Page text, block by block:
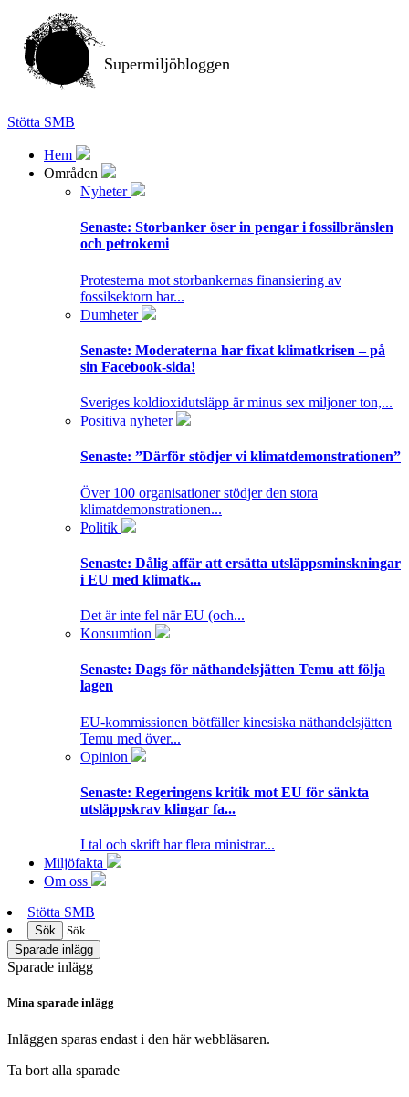
Supermiljöbloggen
Stötta SMB
Hem
Områden
Nyheter
Senaste: Storbanker öser in pengar i fossilbränslen
och petrokemi
Protesterna mot storbankernas finansiering av
fossilsektorn har...
Dumheter
Senaste: Moderaterna har fixat klimatkrisen – på
sin Facebook-sida!
Sveriges koldioxidutsläpp är minus sex miljoner ton,...
Positiva nyheter
Senaste: ”Därför stödjer vi klimatdemonstrationen”
Över 100 organisationer stödjer den stora
klimatdemonstrationen...
Politik
Senaste: Dålig affär att ersätta utsläppsminskningar
i EU med klimatk...
Det är inte fel när EU (och...
Konsumtion
Senaste: Dags för näthandelsjätten Temu att följa
lagen
EU-kommissionen bötfäller kinesiska näthandelsjätten
Temu med över...
Opinion
Senaste: Regeringens kritik mot EU för sänkta
utsläppskrav klingar fa...
I tal och skrift har flera ministrar...
Miljöfakta
Om oss
Stötta SMB
Sök
Sök
Sparade inlägg
Sparade inlägg
Mina sparade inlägg
Inläggen sparas endast i den här webbläsaren.
Ta bort alla sparade